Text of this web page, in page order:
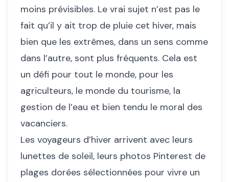
moins prévisibles. Le vrai sujet n’est pas le
fait qu’il y ait trop de pluie cet hiver, mais
bien que les extrêmes, dans un sens comme
dans l’autre, sont plus fréquents. Cela est
un défi pour tout le monde, pour les
agriculteurs, le monde du tourisme, la
gestion de l’eau et bien tendu le moral des
vacanciers.
Les voyageurs d’hiver arrivent avec leurs
lunettes de soleil, leurs photos Pinterest de
plages dorées sélectionnées pour vivre un